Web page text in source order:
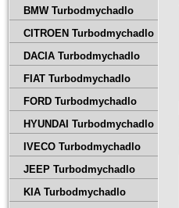
BMW Turbodmychadlo
CITROEN Turbodmychadlo
DACIA Turbodmychadlo
FIAT Turbodmychadlo
FORD Turbodmychadlo
HYUNDAI Turbodmychadlo
IVECO Turbodmychadlo
JEEP Turbodmychadlo
KIA Turbodmychadlo